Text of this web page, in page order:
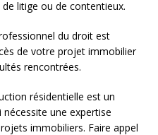
litige ou de contentieux.
du droit est
de votre projet immobilier
rencontrées.
résidentielle est un
une expertise
immobiliers. Faire appel